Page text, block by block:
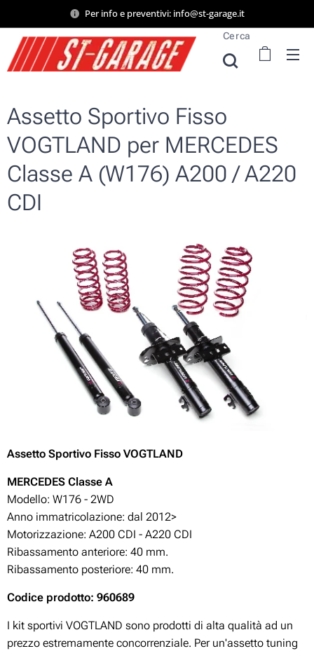
Per info e preventivi: info@st-garage.it
Cerca
Assetto Sportivo Fisso
VOGTLAND per MERCEDES
Classe A (W176) A200 / A220
CDI
Assetto Sportivo Fisso VOGTLAND
MERCEDES Classe A
Modello: W176 - 2WD
Anno immatricolazione: dal 2012>
Motorizzazione: A200 CDI - A220 CDI
Ribassamento anteriore: 40 mm.
Ribassamento posteriore: 40 mm.
Codice prodotto: 960689
I kit sportivi VOGTLAND sono prodotti di alta qualità ad un
prezzo estremamente concorrenziale. Per un'assetto tuning